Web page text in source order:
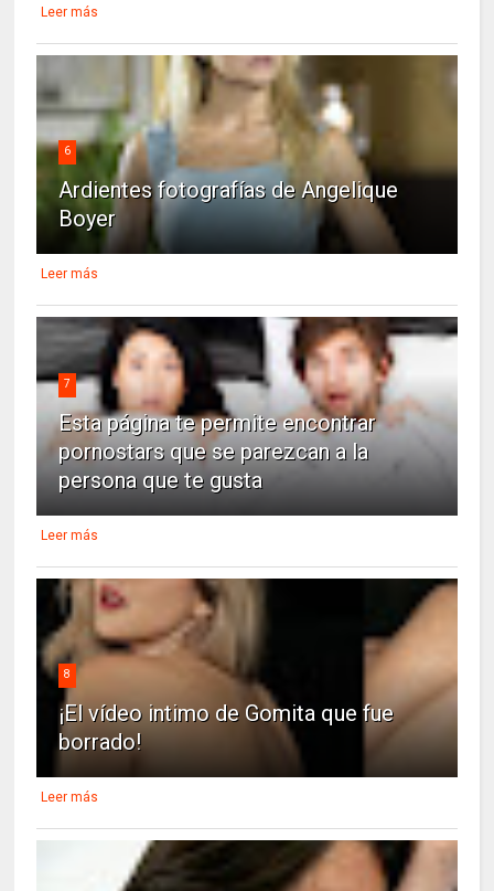
Leer más
6
Ardientes fotografías de Angelique
Boyer
Leer más
7
Esta página te permite encontrar
pornostars que se parezcan a la
persona que te gusta
Leer más
8
¡El vídeo intimo de Gomita que fue
borrado!
Leer más